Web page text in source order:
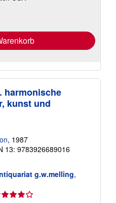
harmonische
kunst und
, 1987
13: 9783926689016
g.w.melling,